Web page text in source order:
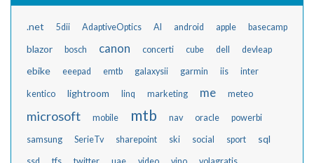
.net 5dii AdaptiveOptics AI android apple basecamp
blazor bosch canon concerti cube dell devleap
ebike eeepad emtb galaxysii garmin iis inter
kentico lightroom linq marketing me meteo
microsoft mobile mtb nav oracle powerbi
samsung SerieTv sharepoint ski social sport sql